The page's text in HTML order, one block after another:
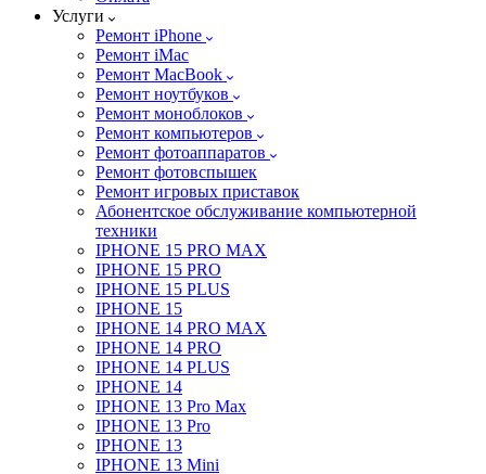
Услуги
Ремонт iPhone
Ремонт iMac
Ремонт MacBook
Ремонт ноутбуков
Ремонт моноблоков
Ремонт компьютеров
Ремонт фотоаппаратов
Ремонт фотовспышек
Ремонт игровых приставок
Абонентское обслуживание компьютерной
техники
IPHONE 15 PRO MAX
IPHONE 15 PRO
IPHONE 15 PLUS
IPHONE 15
IPHONE 14 PRO MAX
IPHONE 14 PRO
IPHONE 14 PLUS
IPHONE 14
IPHONE 13 Pro Max
IPHONE 13 Pro
IPHONE 13
IPHONE 13 Mini